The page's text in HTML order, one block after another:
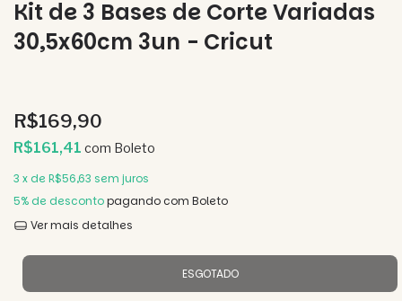
Kit de 3 Bases de Corte Variadas
30,5x60cm 3un - Cricut
R$169,90
R$161,41 com Boleto
3 x de R$56,63 sem juros
5% de descontopagando com Boleto
Ver mais detalhes